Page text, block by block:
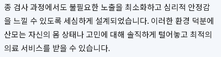
종 검사 과정에서도 불필요한 노출을 최소화하고 심리적 안정감
을 느낄 수 있도록 세심하게 설계되었습니다. 이러한 환경 덕분에
산모는 자신의 몸 상태나 고민에 대해 솔직하게 털어놓고 최적의
의료 서비스를 받을 수 있습니다.